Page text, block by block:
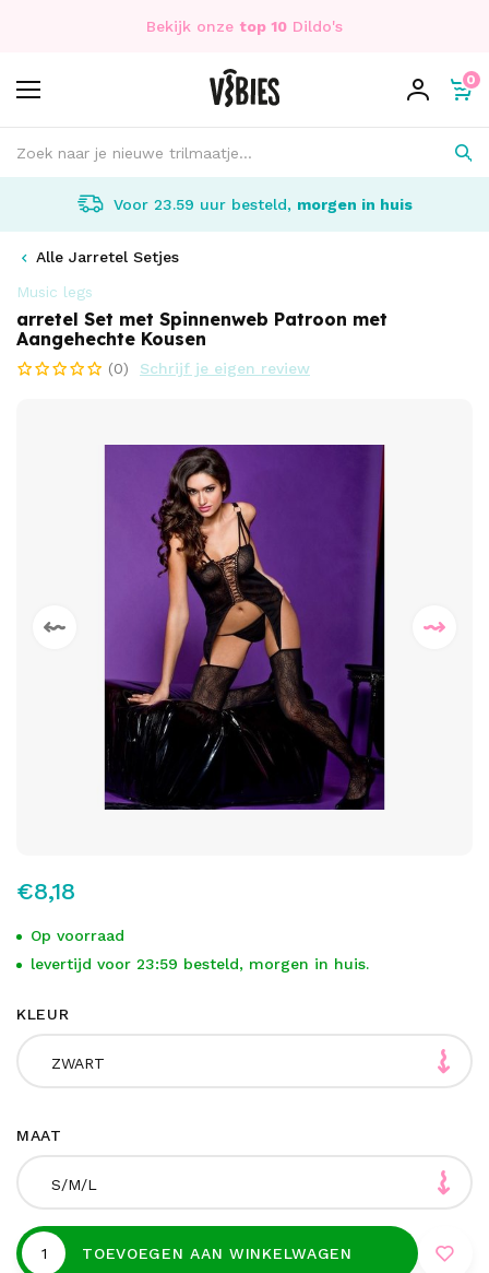
Bekijk onze top 10 Dildo's
0
Voor 23.59 uur besteld, morgen in huis
Alle Jarretel Setjes
Music legs
arretel Set met Spinnenweb Patroon met
Aangehechte Kousen
(0) Schrijf je eigen review
€8,18
Op voorraad
levertijd voor 23:59 besteld, morgen in huis.
KLEUR
ZWART
MAAT
S/M/L
TOEVOEGEN AAN WINKELWAGEN